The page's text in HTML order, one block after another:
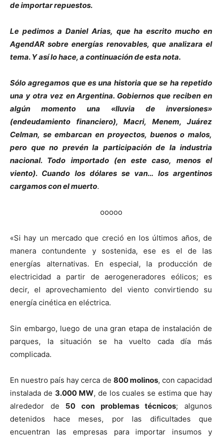
de importar repuestos.
Le pedimos a Daniel Arias, que ha escrito mucho en
AgendAR sobre energías renovables, que analizara el
tema. Y así lo hace, a continuación de esta nota.
Sólo agregamos que es una historia que se ha repetido
una y otra vez en Argentina. Gobiernos que reciben en
algún momento una «lluvia de inversiones»
(endeudamiento financiero), Macri, Menem, Juárez
Celman, se embarcan en proyectos, buenos o malos,
pero que no prevén la participación de la industria
nacional. Todo importado (en este caso, menos el
viento). Cuando los dólares se van… los argentinos
cargamos con el muerto.
ooooo
«Si hay un mercado que creció en los últimos años, de
manera contundente y sostenida, ese es el de las
energías alternativas. En especial, la producción de
electricidad a partir de aerogeneradores eólicos; es
decir, el aprovechamiento del viento convirtiendo su
energía cinética en eléctrica.
Sin embargo, luego de una gran etapa de instalación de
parques, la situación se ha vuelto cada día más
complicada.
En nuestro país hay cerca de 800 molinos, con capacidad
instalada de 3.000 MW, de los cuales se estima que hay
alrededor de 50 con problemas técnicos; algunos
detenidos hace meses, por las dificultades que
encuentran las empresas para importar insumos y